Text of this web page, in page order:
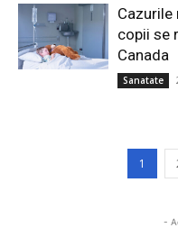
copii se
Canada
Sanatate
1
-